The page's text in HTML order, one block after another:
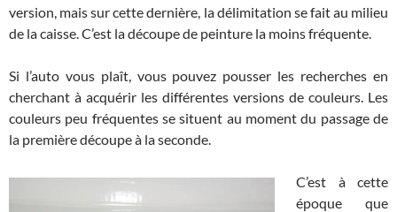
version, mais sur cette dernière, la délimitation se fait au milieu
de la caisse. C’est la découpe de peinture la moins fréquente.
Si l’auto vous plaît, vous pouvez pousser les recherches en
cherchant à acquérir les différentes versions de couleurs. Les
couleurs peu fréquentes se situent au moment du passage de
la première découpe à la seconde.
C’est à cette
époque que